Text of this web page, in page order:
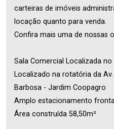
carteiras de imóveis
locação quanto para venda.
Confira mais uma de nossas
Sala Comercial Localizada
Localizado na rotatória da
Barbosa - Jardim Coopagro
Amplo estacionamento
Área construída 58,50m²